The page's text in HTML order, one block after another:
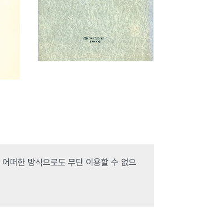
떠한 방식으로도 무단 이용할 수 없으